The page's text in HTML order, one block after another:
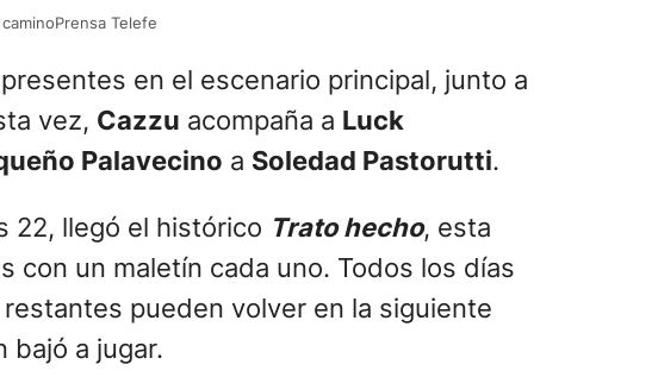
Telefe
en el escenario principal, junto a
vez, Cazzu acompaña a Luck
Palavecino a Soledad Pastorutti.
22, llegó el histórico Trato hecho, esta
con un maletín cada uno. Todos los días
pueden volver en la siguiente
bajó a jugar.